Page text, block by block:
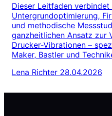
Dieser Leitfaden
Untergrundoptimierung,
und methodische
ganzheitlichen Ansatz zur
Drucker-Vibrationen –
Maker, Bastler und
Lena Richter 28.04.2026